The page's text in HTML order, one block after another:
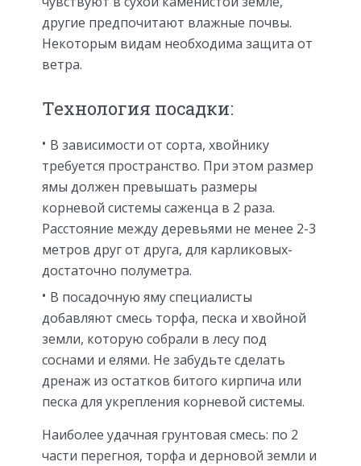
другие предпочитают влажные почвы.
Некоторым видам необходима защита от
ветра.
Технология посадки:
В зависимости от сорта, хвойнику
требуется пространство. При этом размер
ямы должен превышать размеры
корневой системы саженца в 2 раза.
Расстояние между деревьями не менее 2-3
метров друг от друга, для карликовых-
достаточно полуметра.
В посадочную яму специалисты
добавляют смесь торфа, песка и хвойной
земли, которую собрали в лесу под
соснами и елями. Не забудьте сделать
дренаж из остатков битого кирпича или
песка для укрепления корневой системы.
Наиболее удачная грунтовая смесь: по 2
части перегноя, торфа и дерновой земли и